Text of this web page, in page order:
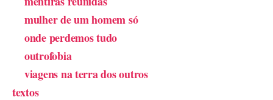
mulher de um homem só
onde perdemos tudo
outrofobia
viagens na terra dos outros
textos